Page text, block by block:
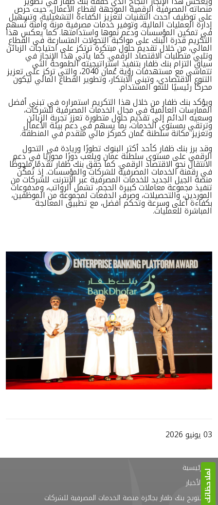
منصاته المصرفية الرقمية الموجهة لقطاع الأعمال، حيث حرص
على توظيف أحدث التقنيات لتعزيز الكفاءة التشغيلية، وتسهيل
إدارة العمليات المالية، وتوفير خدمات مصرفية مرنة وآمنة تُسهم
في تمكين المؤسسات ودعم نموها واستدامتها. كما يعكس هذا
التكريم قدرة البنك على مواكبة التحولات المتسارعة في القطاع
المالي، من خلال تقديم حلول مبتكرة ترتكز على احتياجات الزبائن
وتلبي متطلبات الاقتصاد الرقمي. كما يأتي هذا الإنجاز في
سياق التزام بنك ظفار بتنفيذ استراتيجيته الطموحة التي
تتماشى مع مستهدفات رؤية عُمان 2040، والتي تركز على تعزيز
التنوع الاقتصادي، وتبني الابتكار، وتطوير القطاع المالي ليكون
محركًا رئيسيًا للنمو المستدام.
ويؤكد بنك ظفار من خلال هذا التكريم استمراره في تبني أفضل
الممارسات العالمية في مجال الخدمات المصرفية للشركات،
وسعيه الدائم إلى تقديم حلول متطورة تعزز تجربة الزبائن
وترتقي بمستوى الخدمات، بما يسهم في دعم بيئة الأعمال
وتعزيز مكانة سلطنة عُمان كمركز مالي متقدم في المنطقة.
وقد برز بنك ظفار كأحد أكثر البنوك تطورًا وريادة في التحول
الرقمي على مستوى سلطنة عمان ويلعب دورًا محوريًا في دعم
الانتقال نحو الاقتصاد الرقمي. كما حقق بنك ظفار تقدمًا ملحوظًا
في رقمنة الخدمات المصرفية للشركات والمؤسسات. إذ تُمكّن
منصة الجيل الجديد للخدمات المصرفية عبر الإنترنت للشركات من
تنفيذ مجموعة معاملات كبيرة الحجم، تشمل الرواتب، ومدفوعات
الموردين، والتحصيلات، وصرف الدفعات لمجموعة من الموظفين،
بكفاءة أعلى وسرعة وتحكم أفضل، مع تطبيق المعالجة
المباشرة للعمليات.
03 يونيو 2026
الرئيسية
الأخبار
تتويج بنك ظفار بجائزة منصة الخدمات المصرفية للشركات لملاحظاتك